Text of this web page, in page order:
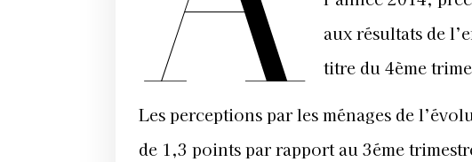
aux résultats de
titre du 4ème
Les perceptions par les ménages de
de 1,3 points par rapport au 3éme